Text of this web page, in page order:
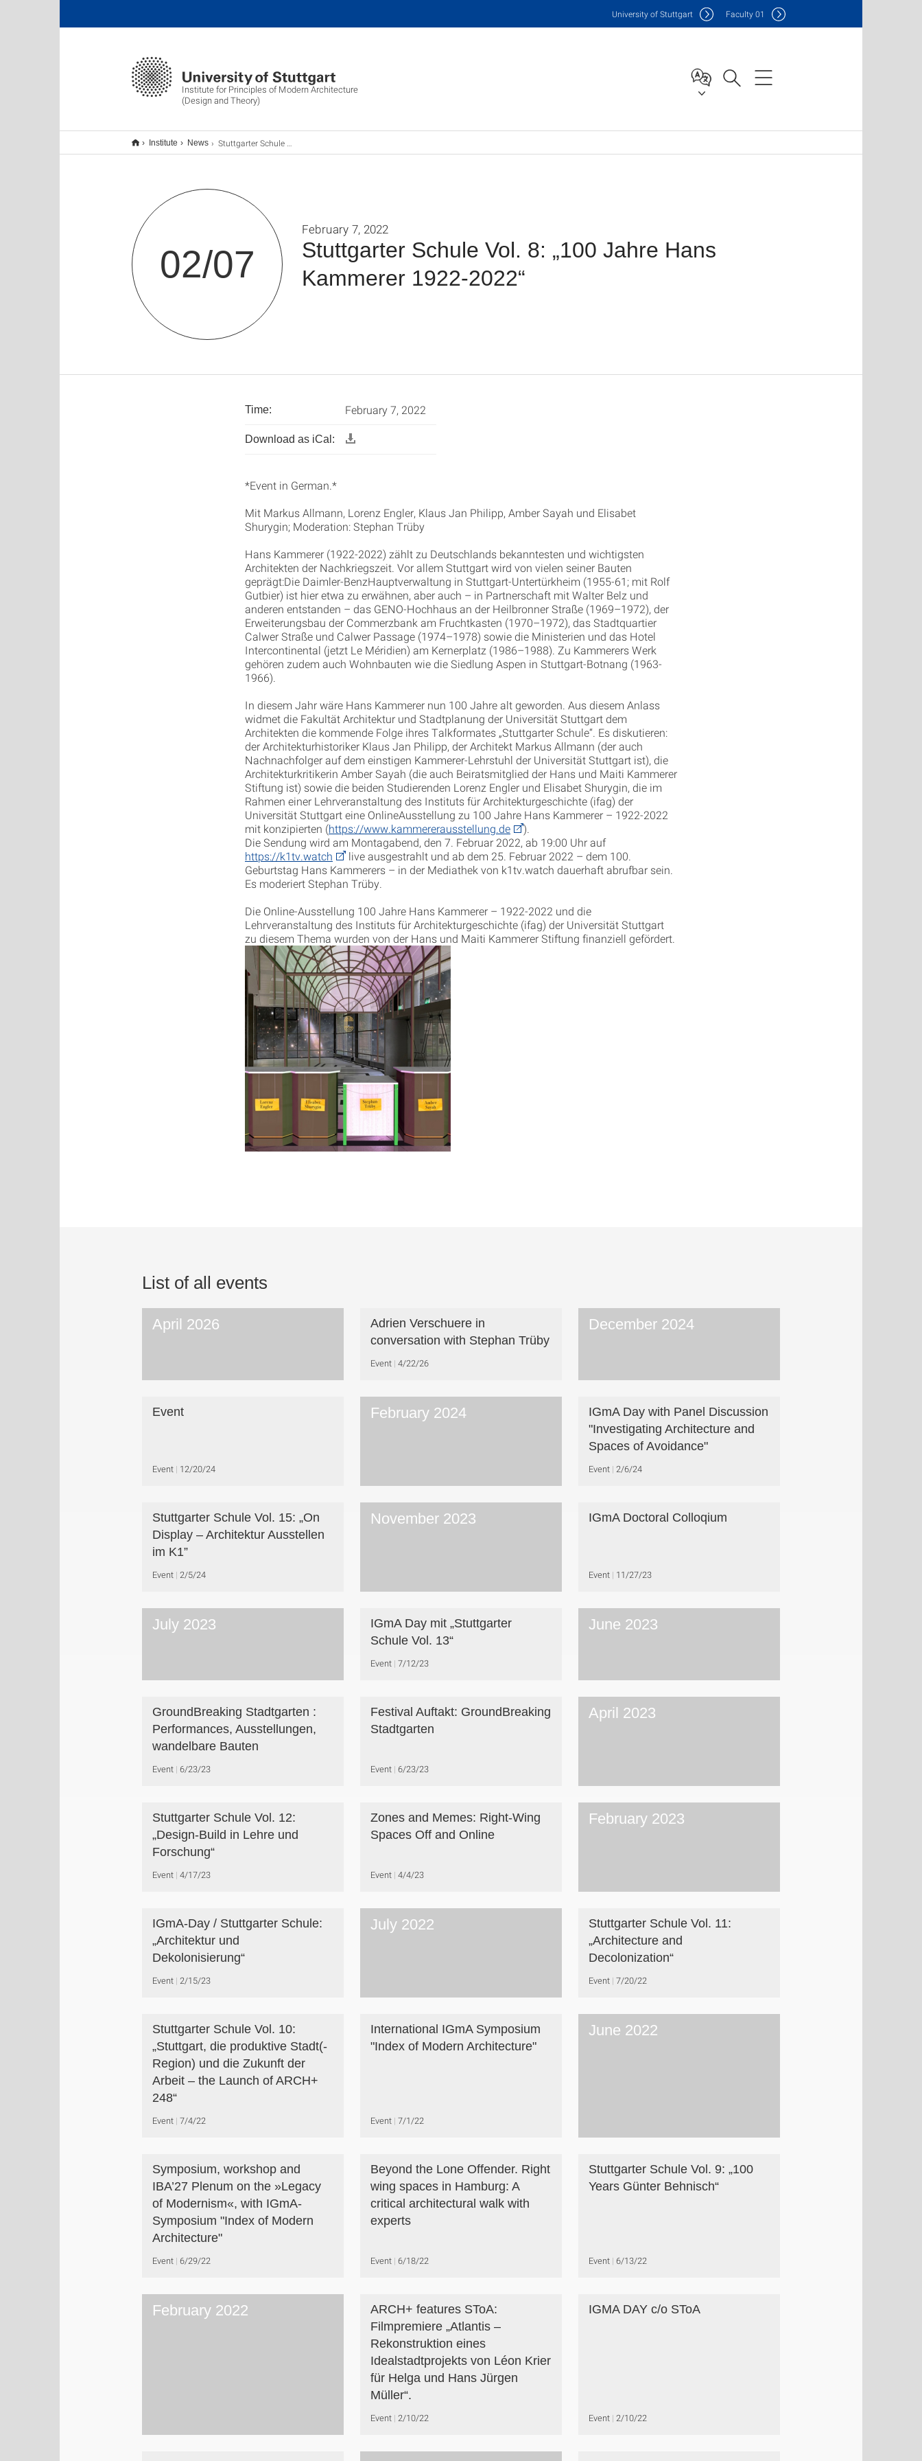
Institute for Principles of Modern Architecture
(Design and Theory)
University of Stuttgart Faculty01
Institute News Stuttgarter Schule Vol. 8: „100 Jahre Hans Kammerer 1922-2022“
02/07
Stuttgarter Schule Vol. 8: „100 Jahre Hans
Kammerer 1922-2022“
February 7, 2022
Time: February 7, 2022
Download as iCal:
*Event in German.*
Mit Markus Allmann, Lorenz Engler, Klaus Jan Philipp, Amber Sayah und Elisabet
Shurygin; Moderation: Stephan Trüby
Hans Kammerer (1922-2022) zählt zu Deutschlands bekanntesten und wichtigsten
Architekten der Nachkriegszeit. Vor allem Stuttgart wird von vielen seiner Bauten
geprägt:Die Daimler-BenzHauptverwaltung in Stuttgart-Untertürkheim (1955-61; mit Rolf
Gutbier) ist hier etwa zu erwähnen, aber auch – in Partnerschaft mit Walter Belz und
anderen entstanden – das GENO-Hochhaus an der Heilbronner Straße (1969–1972), der
Erweiterungsbau der Commerzbank am Fruchtkasten (1970–1972), das Stadtquartier
Calwer Straße und Calwer Passage (1974–1978) sowie die Ministerien und das Hotel
Intercontinental (jetzt Le Méridien) am Kernerplatz (1986–1988). Zu Kammerers Werk
gehören zudem auch Wohnbauten wie die Siedlung Aspen in Stuttgart-Botnang (1963-
1966).
In diesem Jahr wäre Hans Kammerer nun 100 Jahre alt geworden. Aus diesem Anlass
widmet die Fakultät Architektur und Stadtplanung der Universität Stuttgart dem
Architekten die kommende Folge ihres Talkformates „Stuttgarter Schule“. Es diskutieren:
der Architekturhistoriker Klaus Jan Philipp, der Architekt Markus Allmann (der auch
Nachnachfolger auf dem einstigen Kammerer-Lehrstuhl der Universität Stuttgart ist), die
Architekturkritikerin Amber Sayah (die auch Beiratsmitglied der Hans und Maiti Kammerer
Stiftung ist) sowie die beiden Studierenden Lorenz Engler und Elisabet Shurygin, die im
Rahmen einer Lehrveranstaltung des Instituts für Architekturgeschichte (ifag) der
Universität Stuttgart eine OnlineAusstellung zu 100 Jahre Hans Kammerer – 1922-2022
mit konzipierten (https://www.kammererausstellung.de
).
Die Sendung wird am Montagabend, den 7. Februar 2022, ab 19:00 Uhr auf
https://k1tv.watch
live ausgestrahlt und ab dem 25. Februar 2022 – dem 100.
Geburtstag Hans Kammerers – in der Mediathek von k1tv.watch dauerhaft abrufbar sein.
Es moderiert Stephan Trüby.
Die Online-Ausstellung 100 Jahre Hans Kammerer – 1922-2022 und die
Lehrveranstaltung des Instituts für Architekturgeschichte (ifag) der Universität Stuttgart
zu diesem Thema wurden von der Hans und Maiti Kammerer Stiftung finanziell gefördert.
List of all events
April 2026
Adrien Verschuere in
conversation with Stephan Trüby
Event 4/22/26
December 2024
Event
Event 12/20/24
February 2024
IGmA Day with Panel Discussion
"Investigating Architecture and
Spaces of Avoidance"
Event 2/6/24
Stuttgarter Schule Vol. 15: „On
Display – Architektur Ausstellen
im K1”
Event 2/5/24
November 2023 IGmA Doctoral Colloqium
Event 11/27/23
July 2023
IGmA Day mit „Stuttgarter
Schule Vol. 13“
Event 7/12/23
June 2023
GroundBreaking Stadtgarten :
Performances, Ausstellungen,
wandelbare Bauten
Event 6/23/23
Festival Auftakt: GroundBreaking
Stadtgarten
Event 6/23/23
April 2023
Stuttgarter Schule Vol. 12:
„Design-Build in Lehre und
Forschung“
Event 4/17/23
Zones and Memes: Right-Wing
Spaces Off and Online
Event 4/4/23
February 2023
IGmA-Day / Stuttgarter Schule:
„Architektur und
Dekolonisierung“
Event 2/15/23
July 2022
Stuttgarter Schule Vol. 11:
„Architecture and
Decolonization“
Event 7/20/22
Stuttgarter Schule Vol. 10:
„Stuttgart, die produktive Stadt(-
Region) und die Zukunft der
Arbeit – the Launch of ARCH+
248“
Event 7/4/22
International IGmA Symposium
"Index of Modern Architecture"
Event 7/1/22
June 2022
Symposium, workshop and
IBA’27 Plenum on the »Legacy
of Modernism«, with IGmA-
Symposium "Index of Modern
Architecture"
Event 6/29/22
Beyond the Lone Offender. Right
wing spaces in Hamburg: A
critical architectural walk with
experts
Event 6/18/22
Stuttgarter Schule Vol. 9: „100
Years Günter Behnisch“
Event 6/13/22
February 2022
ARCH+ features SToA:
Filmpremiere „Atlantis –
Rekonstruktion eines
Idealstadtprojekts von Léon Krier
für Helga und Hans Jürgen
Müller“.
Event 2/10/22
IGMA DAY c/o SToA
Event 2/10/22